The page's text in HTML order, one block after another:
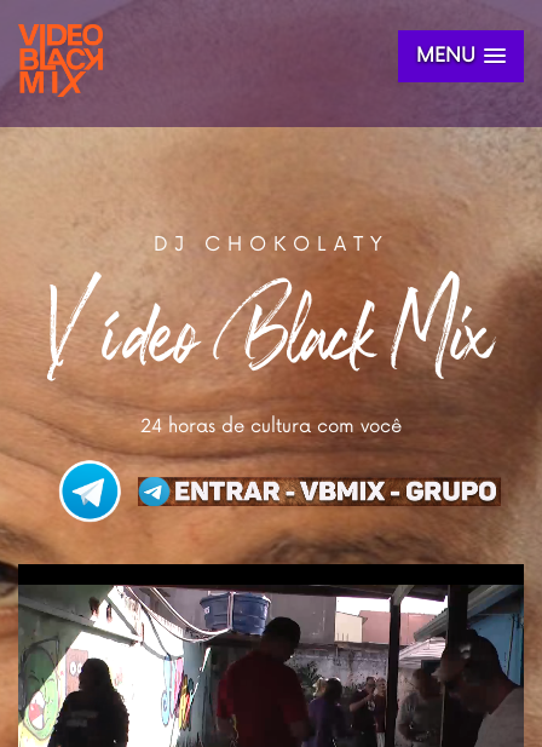
MENU
DJ CHOKOLATY
Vídeo Black Mix
24 horas de cultura com você